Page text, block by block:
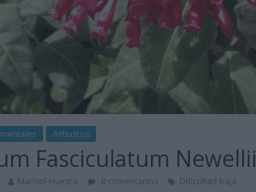
Arbustos
Fasciculatum Newellii
Marisol Huesca 0 comentarios Dificultad baja